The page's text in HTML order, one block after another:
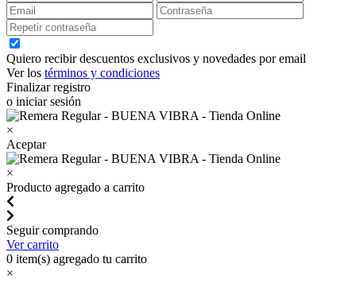
Quiero recibir descuentos exclusivos y novedades por email
Ver los términos y condiciones
Finalizar registro
o iniciar sesión
×
Aceptar
×
Producto agregado a carrito
Seguir comprando
Ver carrito
0 item(s) agregado tu carrito
×